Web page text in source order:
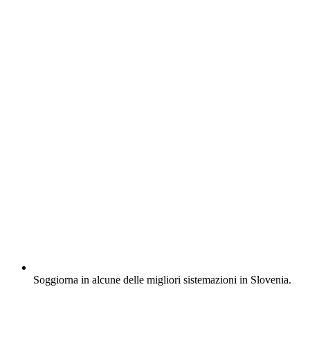
Soggiorna in alcune delle migliori sistemazioni in Slovenia.